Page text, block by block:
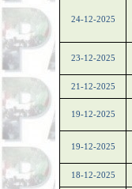
24-12-2025
23-12-2025
21-12-2025
19-12-2025
19-12-2025
18-12-2025